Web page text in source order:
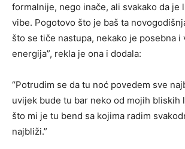
formalnije, nego inače, ali svakako da je
vibe. Pogotovo što je baš ta
što se tiče nastupa, nekako je posebna i
energija”, rekla je ona i dodala:
“Potrudim se da tu noć povedem sve
uvijek bude tu bar neko od mojih bliskih
što mi je tu bend sa kojima radim
najbliži.”